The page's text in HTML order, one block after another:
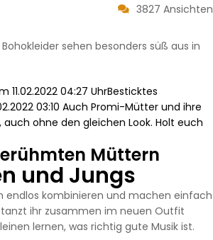
3827 Ansichten
sehen besonders süß aus in
04:27 UhrBesticktes
03:10 Auch Promi-Mütter und ihre
ohne den gleichen Look. Holt euch
Müttern
und Jungs
endlos kombinieren und machen einfach
ihr zusammen im neuen Outfit
lernen, was richtig gute Musik ist.